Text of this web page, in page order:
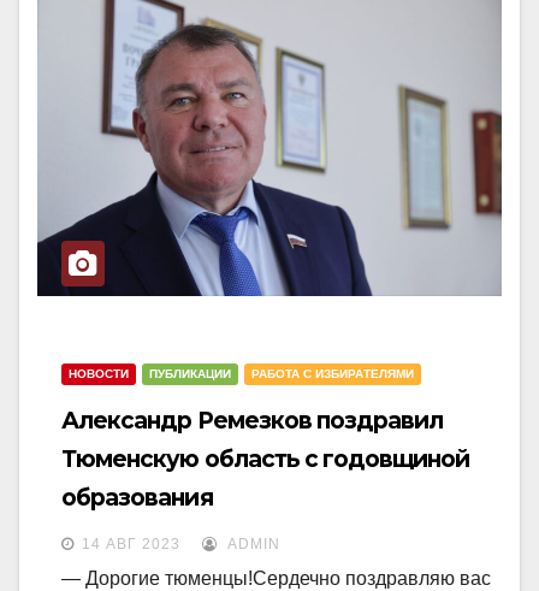
НОВОСТИ ПУБЛИКАЦИИ РАБОТА С ИЗБИРАТЕЛЯМИ
Александр Ремезков поздравил
Тюменскую область с годовщиной
образования
14 АВГ 2023 ADMIN
— Дорогие тюменцы!Сердечно поздравляю вас